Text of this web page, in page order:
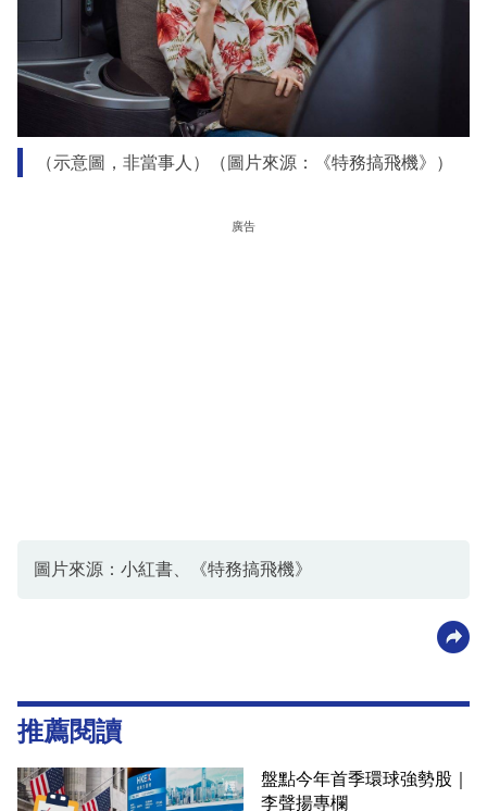
（示意圖，非當事人）（圖片來源：《特務搞飛機》）
廣告
圖片來源：小紅書、《特務搞飛機》
推薦閱讀
盤點今年首季環球強勢股｜
李聲揚專欄